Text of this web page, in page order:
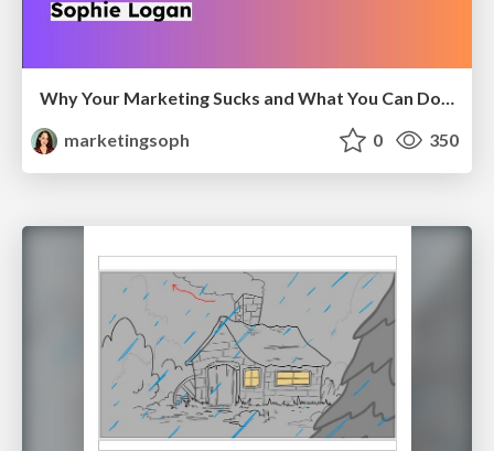
Why Your Marketing Sucks and What You Can Do About It - Sophie Logan
marketingsoph
0 350